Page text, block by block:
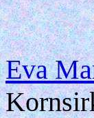
Eva